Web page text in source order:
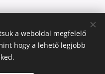
+36208529555
a weboldal megfelelő
hogy a lehető legjobb